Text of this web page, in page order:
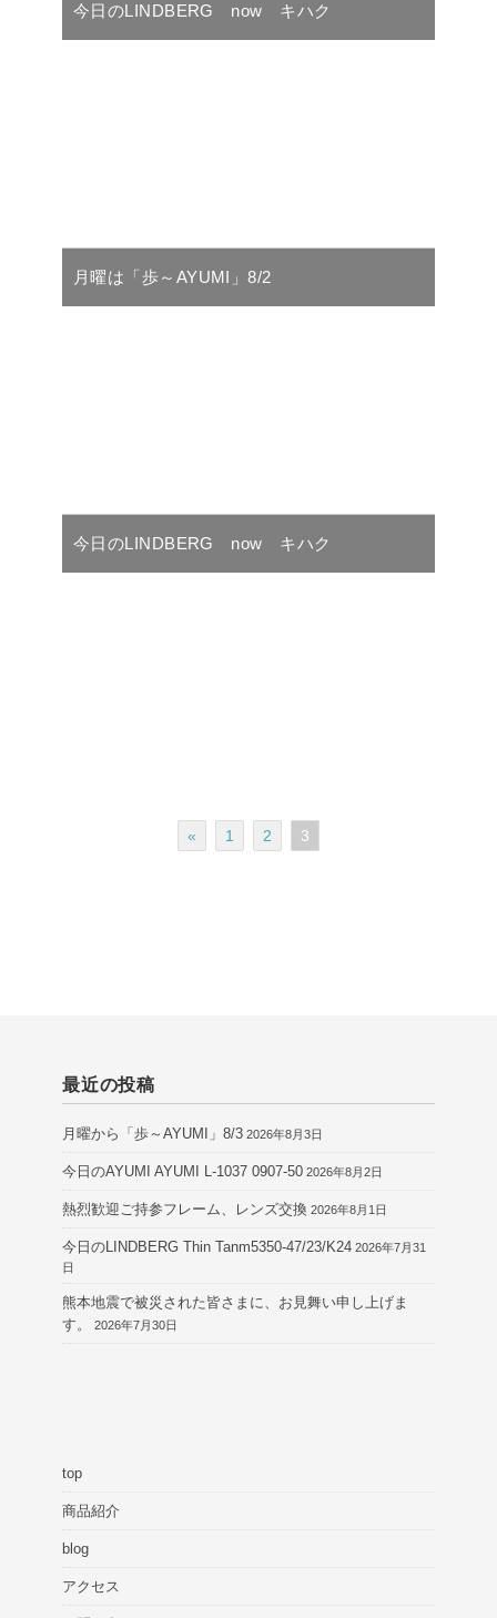
今日のLINDBERG now キハク
月曜は「歩～AYUMI」8/2
今日のLINDBERG now キハク
« 1 2 3
最近の投稿
月曜から「歩～AYUMI」8/3 2026年8月3日
今日のAYUMI AYUMI L-1037 0907-50 2026年8月2日
熱烈歓迎ご持参フレーム、レンズ交換 2026年8月1日
今日のLINDBERG Thin Tanm5350-47/23/K24 2026年7月31
日
熊本地震で被災された皆さまに、お見舞い申し上げま
す。
2026年7月30日
top
商品紹介
blog
アクセス